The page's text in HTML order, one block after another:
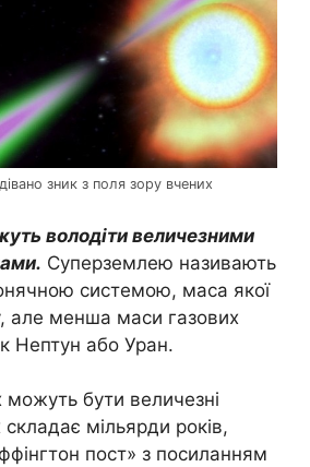
зник з поля зору вчених
володіти величезними
Суперземлею називають
системою, маса якої
але менша маси газових
Нептун або Уран.
бути величезні
складає мільярди років,
пост» з посиланням